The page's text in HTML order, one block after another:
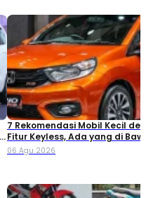
7 Rekomendasi Mobil Kecil
Fitur Keyless, Ada yang di
Rp80 Juta!
06 Agu 2026